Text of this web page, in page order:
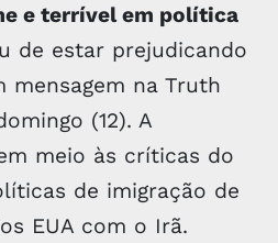
e terrível em política
de estar prejudicando
mensagem na Truth
(12). A
meio às críticas do
de imigração de
EUA com o Irã.